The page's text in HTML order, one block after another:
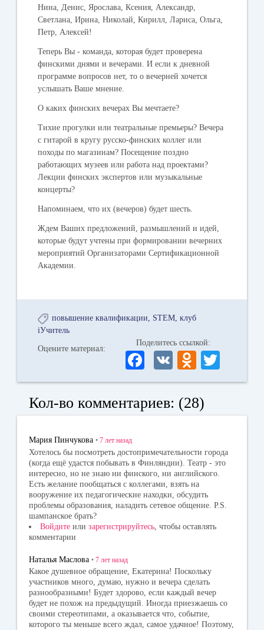
Нина, Денис, Ярослава, Ксения, Александр,
Светлана, Ирина, Николай, Кирилл, Лариса, Ольга,
Петр, Алексей!
Теперь Вы - команда, которая будет проверена
финскими днями и вечерами. И если к дневной
программе вопросов нет, то о вечерней хочется
услышать Ваше мнение.
О каких финских вечерах Вы мечтаете?
Тихие прогулки или театральные премьеры? Вечера
с гитарой в кругу русско-финских коллег или
походы по магазинам? Посещение поздно
работающих музеев или работа над проектами?
Лекции финских экспертов или музыкальные
концерты?
Напоминаем, что их (вечеров) будет шесть.
Ждем Ваших предложений, размышлений и идей,
которые будут учтены при формировании вечерних
мероприятий Организаторами Сертификационной
Академии.
повышение квалификации STEM клуб
iУчитель
Оцените материал:
Поделитесь ссылкой:
Fa
ce
bo
ok
V
K
O
dn
ok
la
ni
ki
wi
r
Кол-во комментариев: (28)
Мария Пинчукова • 7 лет назад
Хотелось бы посмотреть достопримечательности города
(когда ещё удастся побывать в Финляндии). Театр - это
интересно, но не знаю ни финского, ни английского.
Есть желание пообщаться с коллегами, взять на
вооружение их педагогические находки, обсудить
проблемы образования, наладить сетевое общение. P.S.
шампанское брать?
Войдите или зарегистрируйтесь , чтобы оставлять
комментарии
Наталья Маслова • 7 лет назад
Какое душевное обращение, Екатерина! Поскольку
участников много, думаю, нужно и вечера сделать
разнообразными! Будет здорово, если каждый вечер
будет не похож на предыдущий. Иногда приезжаешь со
своими стереотипами, а оказывается что, событие,
которого ты меньше всего ждал, самое удачное! Поэтому,